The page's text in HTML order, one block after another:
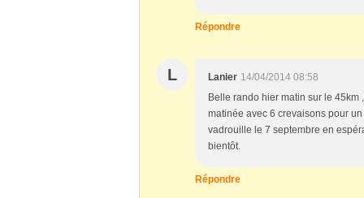
Répondre
L Lanier 14/04/2014 08:58
Belle rando hier matin sur le
matinée avec 6 crevaisons pour
vadrouille le 7 septembre en
bientôt.
Répondre